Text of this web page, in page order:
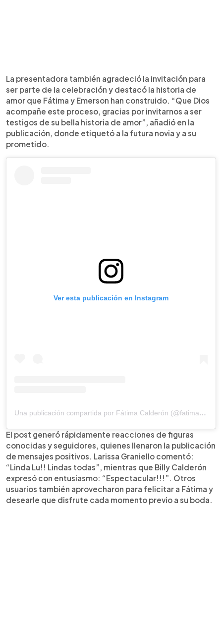
La presentadora también agradeció la invitación para
ser parte de la celebración y destacó la historia de
amor que Fátima y Emerson han construido. “Que Dios
acompañe este proceso, gracias por invitarnos a ser
testigos de su bella historia de amor”, añadió en la
publicación, donde etiquetó a la futura novia y a su
prometido.
Ver esta publicación en Instagram
Una publicación compartida por Fátima Calderón (@fatimacalderon9)
El post generó rápidamente reacciones de figuras
conocidas y seguidores, quienes llenaron la publicación
de mensajes positivos. Larissa Graniello comentó:
“Linda Lu!! Lindas todas”, mientras que Billy Calderón
expresó con entusiasmo: “Espectacular!!!”. Otros
usuarios también aprovecharon para felicitar a Fátima y
desearle que disfrute cada momento previo a su boda.